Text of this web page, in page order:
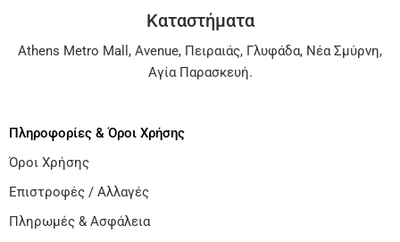
Καταστήματα
Athens Metro Mall , Avenue, Πειραιάς, Γλυφάδα, Νέα Σμύρνη,
Αγία Παρασκευή.
Πληροφορίες & Όροι Χρήσης
Όροι Χρήσης
Επιστροφές / Αλλαγές
Πληρωμές & Ασφάλεια